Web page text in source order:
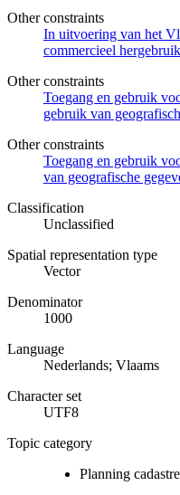
Other constraints
In uitvoering van het
commercieel
Other constraints
Toegang en gebruik
gebruik van
Other constraints
Toegang en gebruik
van geografische
Classification
Unclassified
Spatial representation type
Vector
Denominator
1000
Language
Nederlands; Vlaams
Character set
UTF8
Topic category
Planning cadastre